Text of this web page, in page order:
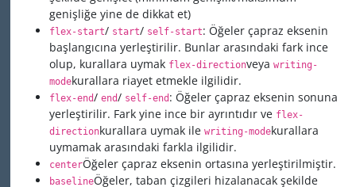
genişliğe yine de dikkat et)
flex-start/ start/ self-start: Öğeler çapraz eksenin
başlangıcına yerleştirilir. Bunlar arasındaki fark ince
olup, kurallara uymak flex-directionveya writing-
modekurallara riayet etmekle ilgilidir.
flex-end/ end/ self-end : Öğeler çapraz eksenin sonuna
yerleştirilir. Fark yine ince bir ayrıntıdır ve flex-
directionkurallara uymak ile writing-modekurallara
uymamak arasındaki farkla ilgilidir.
centerÖğeler çapraz eksenin ortasına yerleştirilmiştir.
baselineÖğeler, taban çizgileri hizalanacak şekilde